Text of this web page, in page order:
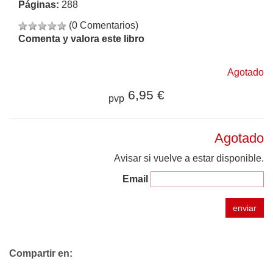
Páginas: 288
(0 Comentarios)
Comenta y valora este libro
Agotado
pvp 6,95 €
Agotado
Avisar si vuelve a estar disponible.
Email
enviar
Compartir en: